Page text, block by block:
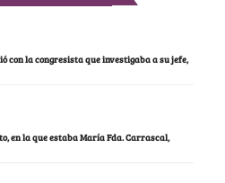
con la congresista que investigaba a su jefe,
en la que estaba María Fda. Carrascal,